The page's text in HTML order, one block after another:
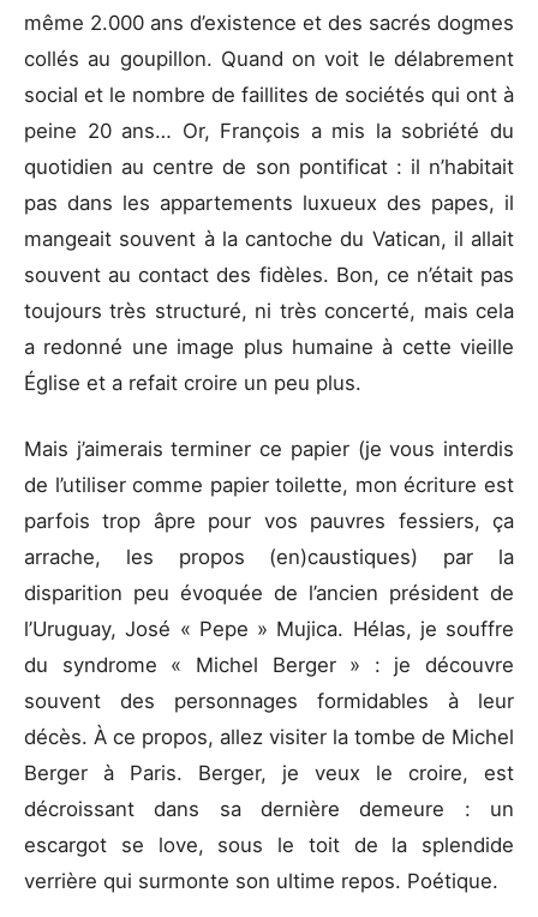
même 2.000 ans d’existence et des sacrés dogmes
collés au goupillon. Quand on voit le délabrement
social et le nombre de faillites de sociétés qui ont à
peine 20 ans… Or, François a mis la sobriété du
quotidien au centre de son pontificat : il n’habitait
pas dans les appartements luxueux des papes, il
mangeait souvent à la cantoche du Vatican, il allait
souvent au contact des fidèles. Bon, ce n’était pas
toujours très structuré, ni très concerté, mais cela
a redonné une image plus humaine à cette vieille
Église et a refait croire un peu plus.
Mais j’aimerais terminer ce papier (je vous interdis
de l’utiliser comme papier toilette, mon écriture est
parfois trop âpre pour vos pauvres fessiers, ça
arrache, les propos (en)caustiques) par la
disparition peu évoquée de l’ancien président de
l’Uruguay, José « Pepe » Mujica. Hélas, je souffre
du syndrome « Michel Berger » : je découvre
souvent des personnages formidables à leur
décès. À ce propos, allez visiter la tombe de Michel
Berger à Paris. Berger, je veux le croire, est
décroissant dans sa dernière demeure : un
escargot se love, sous le toit de la splendide
verrière qui surmonte son ultime repos. Poétique.